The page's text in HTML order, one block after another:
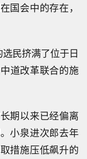
国会中的存在，
民挤满了位于日
道改革联合的施
期以来已经偏离
小泉进次郎去年
措施压低飙升的